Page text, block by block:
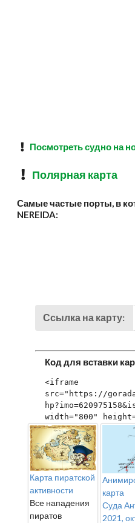
Посмотреть судно на
Полярная карта
Самые частые порты, в
NEREIDA:
Ссылка на карту:
Код для вставки
<iframe
src="https://
width="800"
Карта пиратской
активности
Все нападения
пиратов
карта
Суда
2021,